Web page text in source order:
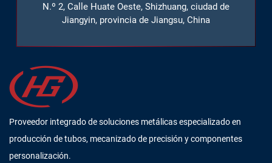
N.º 2, Calle Huate Oeste, Shizhuang, ciudad de
Jiangyin, provincia de Jiangsu, China
Proveedor integrado de soluciones metálicas especializado en
producción de tubos, mecanizado de precisión y componentes
personalización.